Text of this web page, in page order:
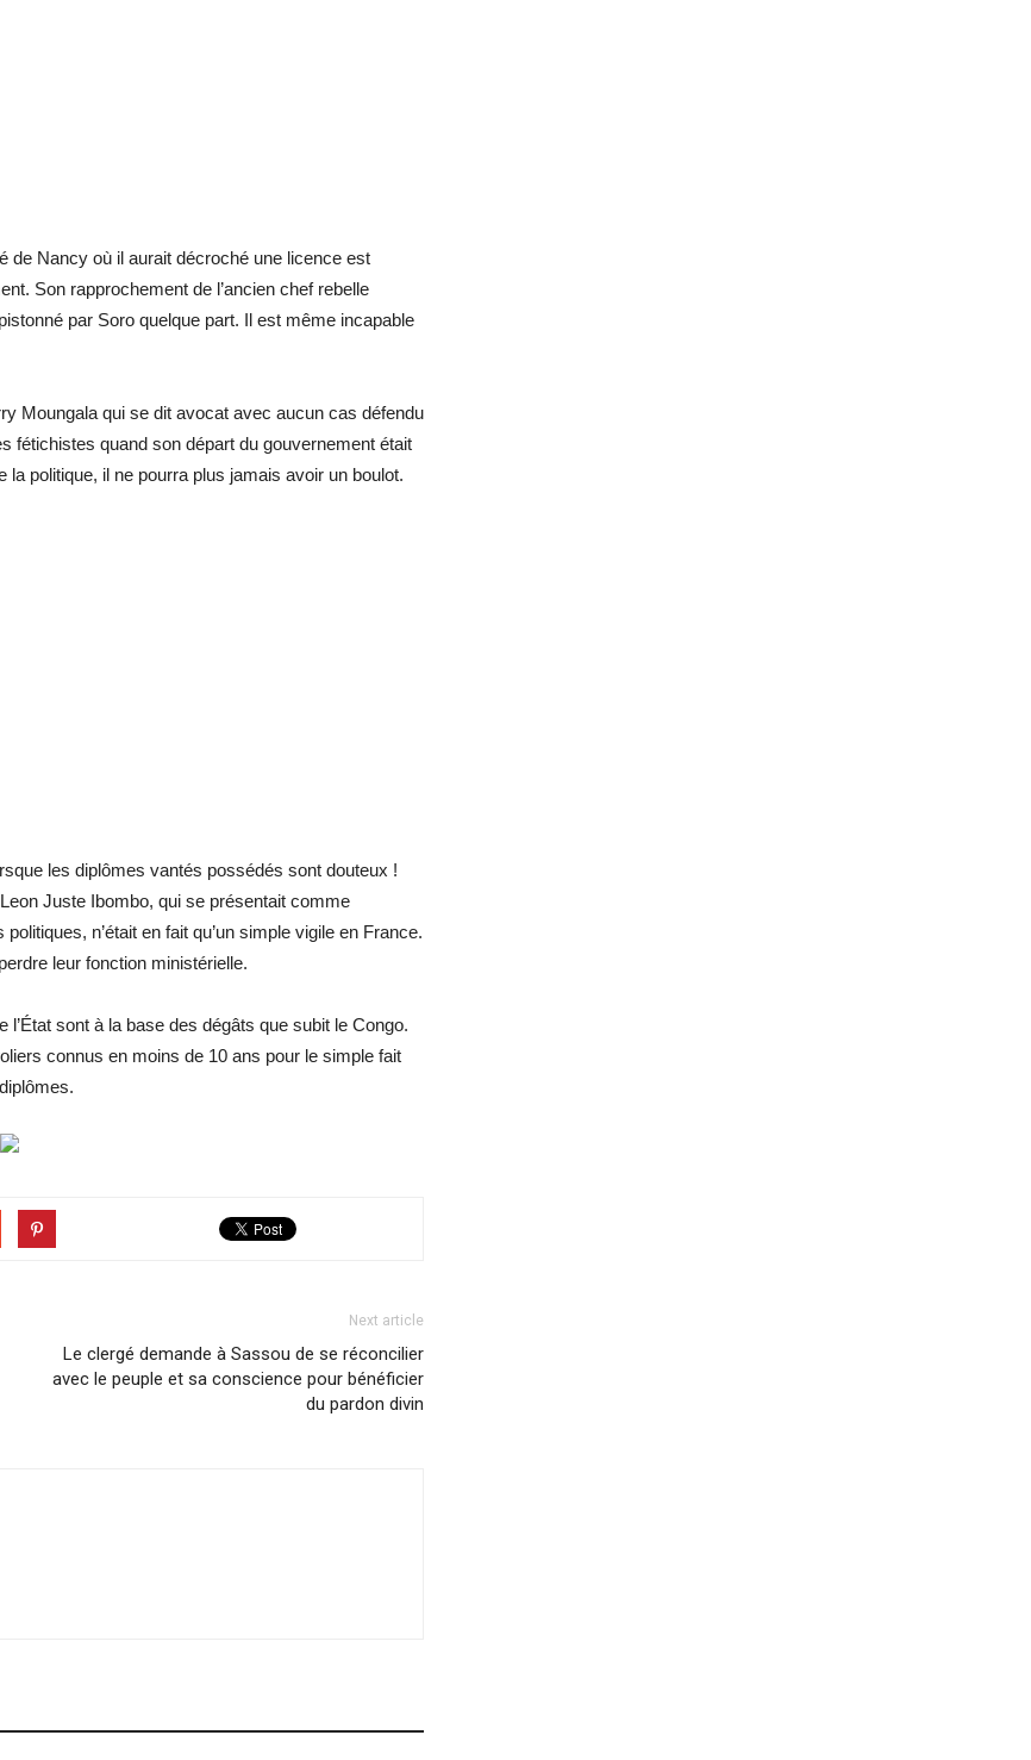
de Nancy où il aurait décroché une licence est
Son rapprochement de l’ancien chef rebelle
par Soro quelque part. Il est même incapable
Moungala qui se dit avocat avec aucun cas défendu
fétichistes quand son départ du gouvernement était
la politique, il ne pourra plus jamais avoir un boulot.
les diplômes vantés possédés sont douteux !
Juste Ibombo, qui se présentait comme
n’était en fait qu’un simple vigile en France.
leur fonction ministérielle.
sont à la base des dégâts que subit le Congo.
connus en moins de 10 ans pour le simple fait
Next article
Le clergé demande à Sassou de se réconcilier
avec le peuple et sa conscience pour bénéficier
du pardon divin